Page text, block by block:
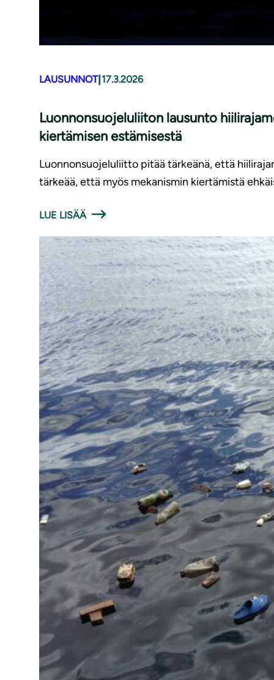
LAUSUNNOT|17.3.2026
Luonnonsuojeluliiton lausunto
kiertämisen estämisestä
Luonnonsuojeluliitto pitää tärkeänä, että
tärkeää, että myös mekanismin kiertämistä
LUE LISÄÄ